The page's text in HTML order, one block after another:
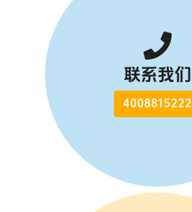
联系我们
4008815222